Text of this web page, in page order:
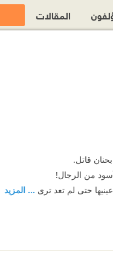
قاتل.
من الرجال!
حتى لم تعد ترى ... المزيد
المقالات